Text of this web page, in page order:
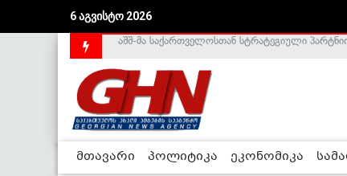
6 აგვისტო 2026
საქართველოს დე-ფაქტო მთავრობა
მთავარი პოლიტიკა ეკონომიკა